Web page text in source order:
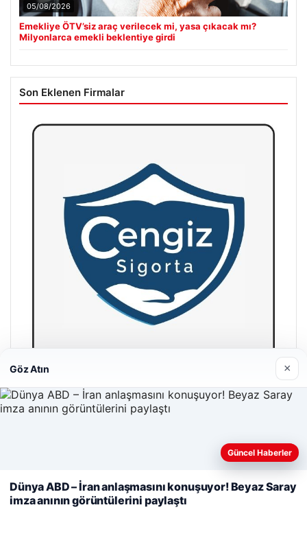
05/08/2026
Emekliye ÖTV’siz araç verilecek mi, yasa çıkacak mı?
Milyonlarca emekli beklentiye girdi
Son Eklenen Firmalar
Cengiz Sigorta
23/06/2026
Web sitemizi nasıl kullandığınızı daha iyi anlayabilmek,
kullanıyoruz.
Çerez Politikamız
Reddet Kabul Et
Göz Atın ×
Güncel Haberler
Dünya ABD – İran anlaşmasını konuşuyor! Beyaz Saray
imza anının görüntülerini paylaştı